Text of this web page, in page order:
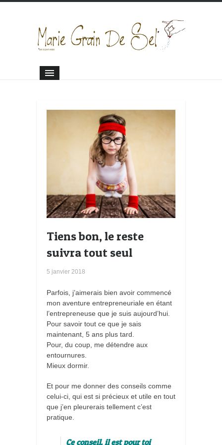
Tiens bon, le reste
suivra tout seul
5 janvier 2018
Parfois, j’aimerais bien avoir commencé
mon aventure entrepreneuriale en étant
l’entrepreneuse que je suis aujourd’hui.
Pour savoir tout ce que je sais
maintenant, 5 ans plus tard.
Pour, du coup, me détendre aux
entournures.
Mieux dormir.
Et pour me donner des conseils comme
celui-ci, qui est si précieux et utile en tout
que j’en pleurerais tellement c’est
pratique.
Ce conseil, il est pour toi